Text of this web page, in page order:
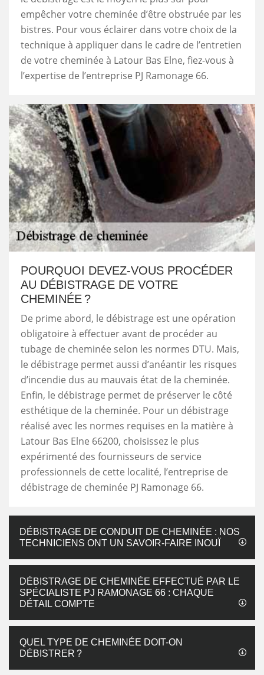
empêcher votre cheminée d’être obstruée par les
bistres. Pour vous éclairer dans votre choix de la
technique à appliquer dans le cadre de l’entretien
de votre cheminée à Latour Bas Elne, fiez-vous à
l’expertise de l’entreprise PJ Ramonage 66.
POURQUOI DEVEZ-VOUS PROCÉDER
AU DÉBISTRAGE DE VOTRE
CHEMINÉE ?
De prime abord, le débistrage est une opération
obligatoire à effectuer avant de procéder au
tubage de cheminée selon les normes DTU. Mais,
le débistrage permet aussi d’anéantir les risques
d’incendie dus au mauvais état de la cheminée.
Enfin, le débistrage permet de préserver le côté
esthétique de la cheminée. Pour un débistrage
réalisé avec les normes requises en la matière à
Latour Bas Elne 66200, choisissez le plus
expérimenté des fournisseurs de service
professionnels de cette localité, l’entreprise de
débistrage de cheminée PJ Ramonage 66.
DÉBISTRAGE DE CONDUIT DE CHEMINÉE : NOS
TECHNICIENS ONT UN SAVOIR-FAIRE INOUÏ
DÉBISTRAGE DE CHEMINÉE EFFECTUÉ PAR LE
SPÉCIALISTE PJ RAMONAGE 66 : CHAQUE
DÉTAIL COMPTE
QUEL TYPE DE CHEMINÉE DOIT-ON
DÉBISTRER ?